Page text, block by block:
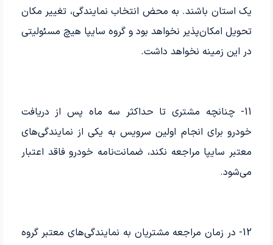
یک استان باشند. به محض انتخاب نمایندگی، تغییر مکان
تحویل امکان‌پذیر نخواهد بود و گروه سایپا هیچ مسئولیتی
در این زمینه نخواهد داشت.
11- چنانچه مشتری تا حداکثر سه ماه پس از دریافت
خودرو برای انجام اولین سرویس به یکی از نمایندگی‌های
معتبر سایپا مراجعه نکند، ضمانت‌نامه خودرو فاقد اعتبار
می‌شود.
12- در زمان مراجعه مشتریان به نمایندگی‌های معتبر گروه